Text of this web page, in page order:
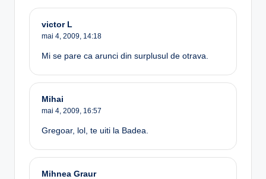
victor L
mai 4, 2009, 14:18
Mi se pare ca arunci din surplusul de otrava.
Mihai
mai 4, 2009, 16:57
Gregoar, lol, te uiti la Badea.
Mihnea Graur